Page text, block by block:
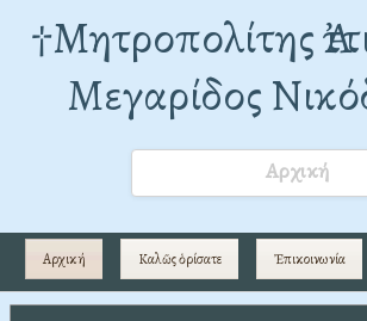
†Mητροπολίτης
Μεγαρίδος
Αρχική
Αρχική Καλῶς ὁρίσατε Ἐπικοινωνία